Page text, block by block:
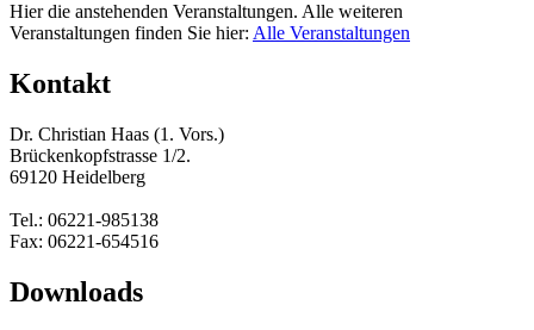
Hier die anstehenden Veranstaltungen. Alle weiteren
Veranstaltungen finden Sie hier: Alle Veranstaltungen
Kontakt
Dr. Christian Haas (1. Vors.)
Brückenkopfstrasse 1/2.
69120 Heidelberg
Tel.: 06221-985138
Fax: 06221-654516
Downloads